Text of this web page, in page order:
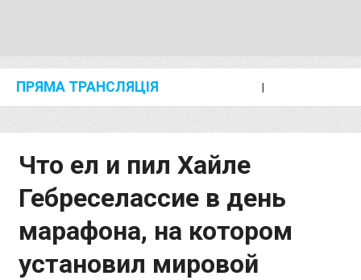
ПРЯМА ТРАНСЛЯЦІЯ I
Что ел и пил Хайле
Гебреселассие в день
марафона, на котором
установил мировой